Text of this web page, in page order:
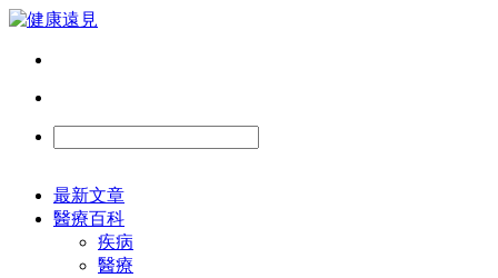
最新文章
醫療百科
疾病
醫療